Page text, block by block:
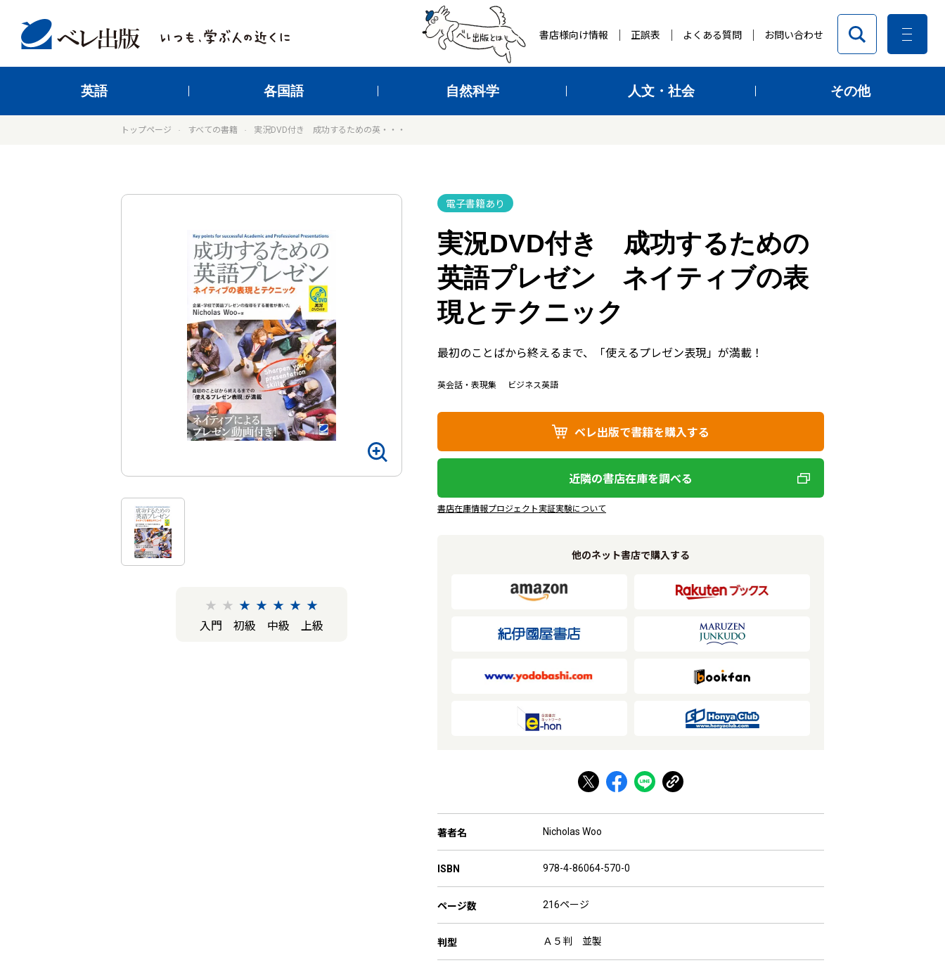
書店様向け情報 正誤表 よくある質問 お問い合わせ
英語 各国語 自然科学 人文・社会 その他
トップページ すべての書籍 実況DVD付き 成功するための英・・・
電子書籍あり
実況DVD付き 成功するための
英語プレゼン ネイティブの表
現とテクニック
最初のことばから終えるまで、「使えるプレゼン表現」が満載！
英会話・表現集 ビジネス英語
★ ★ ★ ★ ★ ★ ★
入門
初級 中級 上級
ベレ出版で書籍を購入する
近隣の書店在庫を調べる
書店在庫情報プロジェクト実証実験について
他のネット書店で購入する
著者名 Nicholas Woo
ISBN 978-4-86064-570-0
ページ数 216ページ
判型 Ａ５判 並製